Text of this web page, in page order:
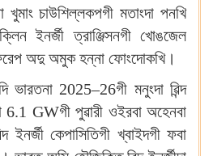
খুমাং চাউশিল্লকপগী মতাংদা পনখি
ইনর্জী ত্রাঞ্জিসনগী খোঙজেল
অদু অমুক হন্না ফোংদোকখি।
ভারতনা 2025–26গী মনুংদা ৱিন্দ
6.1 GWগী পুৱারী ওইরবা অহেনবা
ইনর্জী কেপাসিতিগী খ্বাইদগী ফবা